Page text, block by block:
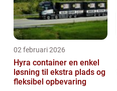
02 februari 2026
Hyra container en enkel
løsning til ekstra plads og
fleksibel opbevaring